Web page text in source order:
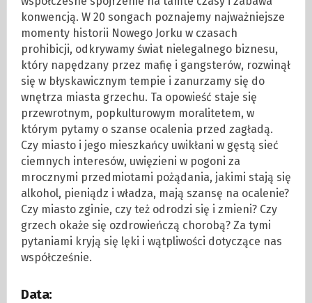
konwencją. W 20 songach poznajemy najważniejsze
momenty historii Nowego Jorku w czasach
prohibicji, odkrywamy świat nielegalnego biznesu,
który napędzany przez mafię i gangsterów, rozwinął
się w błyskawicznym tempie i zanurzamy się do
wnętrza miasta grzechu. Ta opowieść staje się
przewrotnym, popkulturowym moralitetem, w
którym pytamy o szanse ocalenia przed zagładą.
Czy miasto i jego mieszkańcy uwikłani w gęstą sieć
ciemnych interesów, uwięzieni w pogoni za
mrocznymi przedmiotami pożądania, jakimi stają się
alkohol, pieniądz i władza, mają szansę na ocalenie?
Czy miasto zginie, czy też odrodzi się i zmieni? Czy
grzech okaże się ozdrowieńczą chorobą? Za tymi
pytaniami kryją się lęki i wątpliwości dotyczące nas
współcześnie.
Data: